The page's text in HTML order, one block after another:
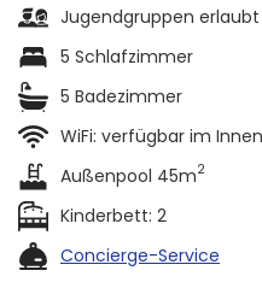
Jugendgruppen erlaubt
5 Schlafzimmer
5 Badezimmer
WiFi: verfügbar im
Außenpool 45m2
Kinderbett: 2
Concierge-Service